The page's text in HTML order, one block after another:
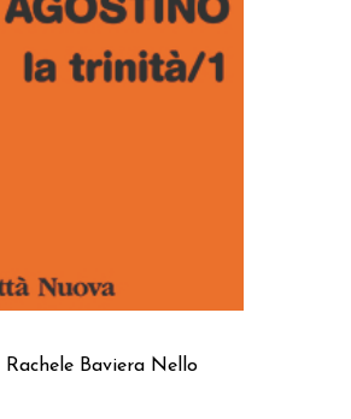
AGGIUNGI AL CARRELLO
Rachele Baviera Nello